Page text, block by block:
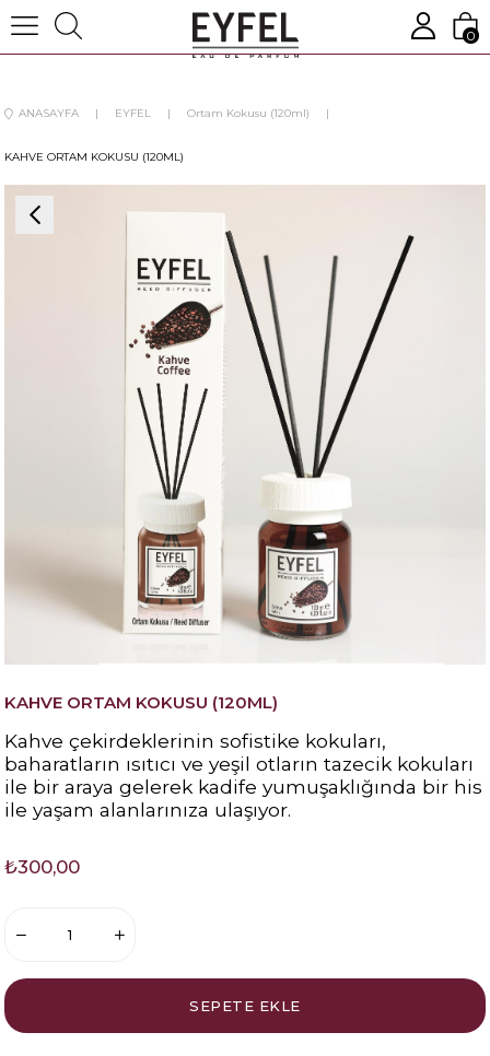
0
ANASAYFA EYFEL Ortam Kokusu (120ml)
KAHVE ORTAM KOKUSU (120ML)
KAHVE ORTAM KOKUSU (120ML)
Kahve çekirdeklerinin sofistike kokuları,
baharatların ısıtıcı ve yeşil otların tazecik kokuları
ile bir araya gelerek kadife yumuşaklığında bir his
ile yaşam alanlarınıza ulaşıyor.
₺300,00